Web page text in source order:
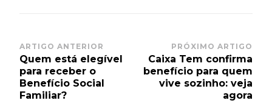
Post
Navigation
ARTIGO ANTERIOR
Quem está elegível
para receber o
Benefício Social
Familiar?
PRÓXIMO ARTIGO
Caixa Tem confirma
benefício para quem
vive sozinho: veja
agora